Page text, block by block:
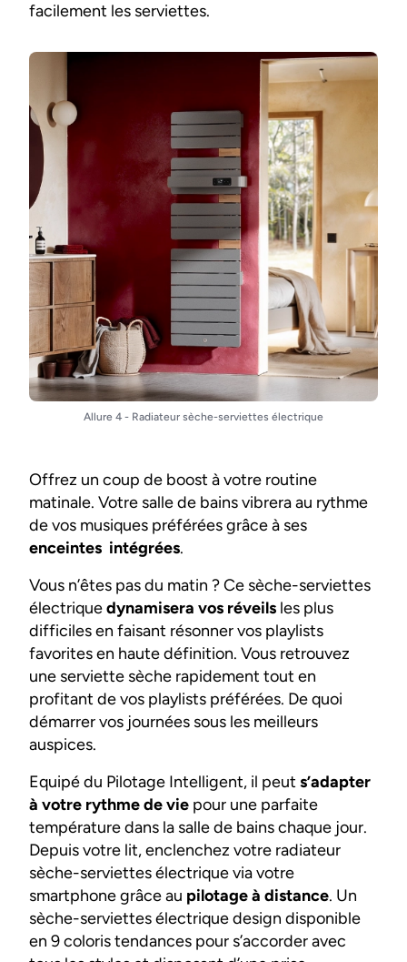
facilement les serviettes.
Allure 4 - Radiateur sèche-serviettes électrique
Offrez un coup de boost à votre routine
matinale. Votre salle de bains vibrera au rythme
de vos musiques préférées grâce à ses
enceintes intégrées.
Vous n’êtes pas du matin ? Ce sèche-serviettes
électriquedynamisera vos réveils les plus
difficiles en faisant résonner vos playlists
favorites en haute définition. Vous retrouvez
une serviette sèche rapidement tout en
profitant de vos playlists préférées. De quoi
démarrer vos journées sous les meilleurs
auspices.
Equipé du Pilotage Intelligent, il peut s’adapter
à votre rythme de vie pour une parfaite
température dans la salle de bains chaque jour.
Depuis votre lit, enclenchez votre radiateur
sèche-serviettes électrique via votre
smartphone grâce au pilotage à distance. Un
sèche-serviettes électrique design disponible
en 9 coloris tendances pour s’accorder avec